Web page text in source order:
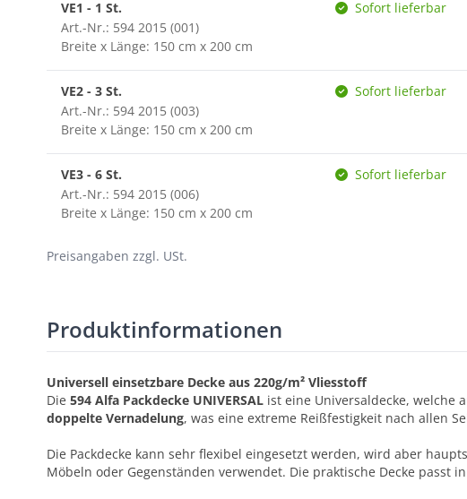
VE1 - 1 St.
Art.-Nr.: 594 2015 (001)
Breite x Länge: 150 cm x 200 cm
Sofort lieferbar
VE2 - 3 St.
Art.-Nr.: 594 2015 (003)
Breite x Länge: 150 cm x 200 cm
Sofort lieferbar
VE3 - 6 St.
Art.-Nr.: 594 2015 (006)
Breite x Länge: 150 cm x 200 cm
Sofort lieferbar
Preisangaben zzgl. USt.
Produktinformationen
Universell einsetzbare Decke aus 220g/m² Vliesstoff
Die 594 Alfa Packdecke UNIVERSAL ist eine Universaldecke, welche
doppelte Vernadelung, was eine extreme Reißfestigkeit nach allen
Die Packdecke kann sehr flexibel eingesetzt werden, wird aber
Möbeln oder Gegenständen verwendet. Die praktische Decke